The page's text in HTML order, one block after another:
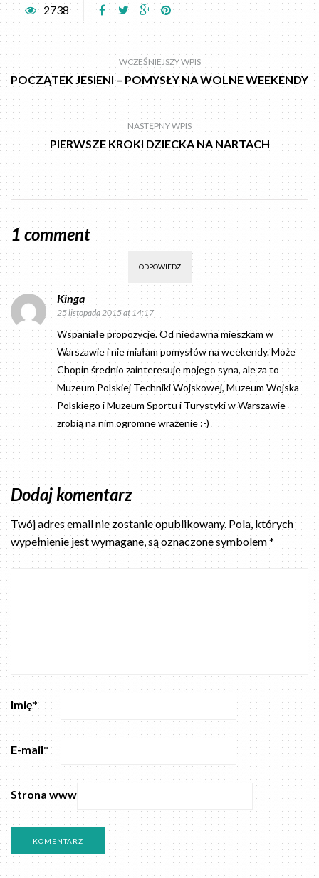
2738
WCZEŚNIEJSZY WPIS
POCZĄTEK JESIENI – POMYSŁY NA WOLNE WEEKENDY
NASTĘPNY WPIS
PIERWSZE KROKI DZIECKA NA NARTACH
1 comment
ODPOWIEDZ
Kinga
25 listopada 2015 at 14:17
Wspaniałe propozycje. Od niedawna mieszkam w
Warszawie i nie miałam pomysłów na weekendy. Może
Chopin średnio zainteresuje mojego syna, ale za to
Muzeum Polskiej Techniki Wojskowej, Muzeum Wojska
Polskiego i Muzeum Sportu i Turystyki w Warszawie
zrobią na nim ogromne wrażenie :-)
Dodaj komentarz
Twój adres email nie zostanie opublikowany. Pola, których
wypełnienie jest wymagane, są oznaczone symbolem*
Imię*
E-mail*
Strona www